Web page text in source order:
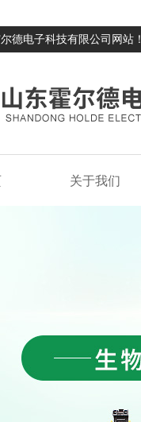
德电子科技有限公司网站！
关于我们